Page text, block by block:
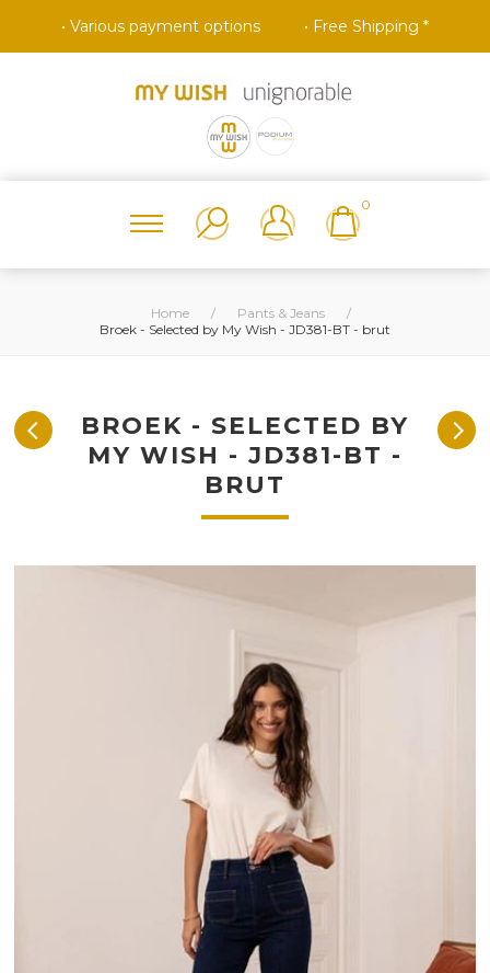
• Various payment options • Free Shipping *
0
Home / Pants & Jeans
/
Broek - Selected by My Wish - JD381-BT - brut
BROEK - SELECTED BY
MY WISH - JD381-BT -
BRUT